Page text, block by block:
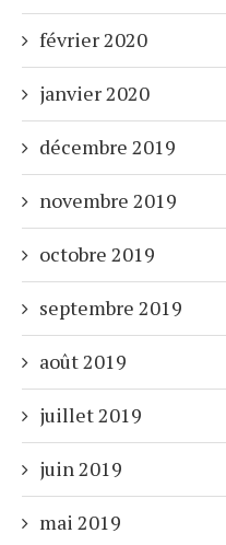
février 2020
janvier 2020
décembre 2019
novembre 2019
octobre 2019
septembre 2019
août 2019
juillet 2019
juin 2019
mai 2019